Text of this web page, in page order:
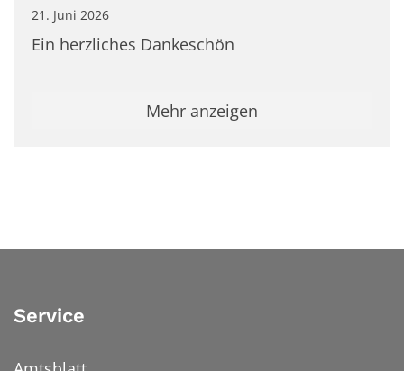
21. Juni 2026
Ein herzliches Dankeschön
Mehr anzeigen
Service